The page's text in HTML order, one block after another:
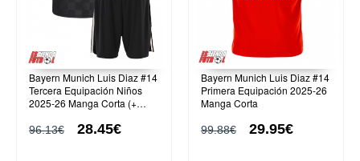
Bayern Munich Luis Diaz #14
Tercera Equipación Niños
2025-26 Manga Corta (+
96.13€ 28.45€
Bayern Munich Luis Diaz #14
Primera Equipación 2025-26
Manga Corta
99.88€ 29.95€